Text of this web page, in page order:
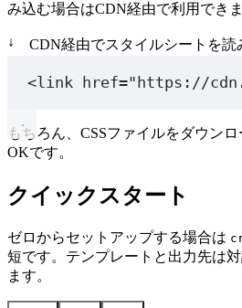
み込む場合はCDN経由で利用できま
↓ CDN経由でスタイルシートを読
<link href="https://
もちろん、CSSファイルをダウン
OKです。
クイックスタート
ゼロからセットアップする場合は
短です。テンプレートと出力先は
ます。